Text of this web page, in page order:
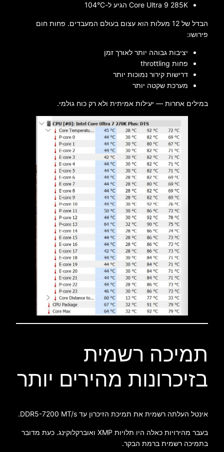
Core Ultra 9 285K הגיע ל-104°C
הבדל של 12 מעלות הוא עצום בעולם המעבדים. פחות חום
פירושו:
יציבות גבוהה יותר לאורך זמן
פחות throttling
דרישות קירור נמוכות יותר
מערכת שקטה יותר
במילים אחרות — יעילות אמיתית ולא רק כוח גולמי.
תמיכה רשמית
בזיכרונות מהירים יותר
אינטל העלתה רשמית את תמיכת הזיכרון עד DDR5-7200 MT/s.
בעבר מהירויות כאלה היו תלויות XMP ואוברקלוקינג. כעת מדובר
בתמיכה רשמית ברמת הבקר.